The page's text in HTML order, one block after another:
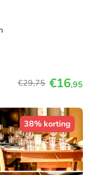
€29,75 €16,95
38% korting